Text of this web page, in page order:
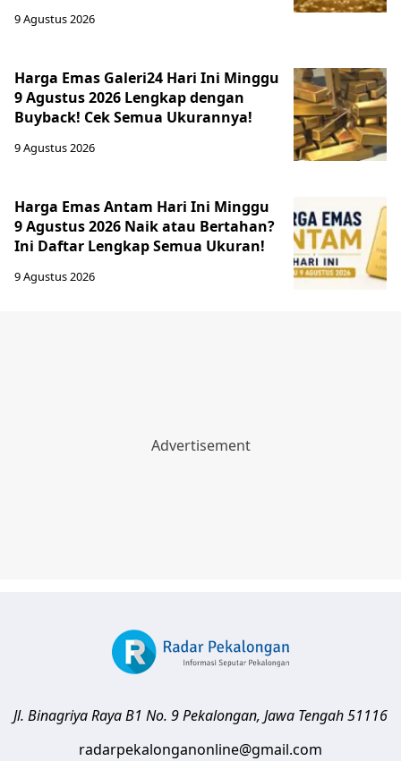
9 Agustus 2026
Harga Emas Galeri24 Hari Ini Minggu
9 Agustus 2026 Lengkap dengan
Buyback! Cek Semua Ukurannya!
9 Agustus 2026
Harga Emas Antam Hari Ini Minggu
9 Agustus 2026 Naik atau Bertahan?
Ini Daftar Lengkap Semua Ukuran!
9 Agustus 2026
Jl. Binagriya Raya B1 No. 9Pekalongan, Jawa Tengah51116
radarpekalonganonline@gmail.com